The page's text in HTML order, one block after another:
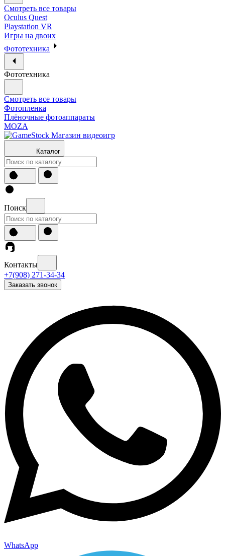
Смотреть все товары
Oculus Quest
Playstation VR
Игры на двоих
Фототехника
Фототехника
Смотреть все товары
Фотопленка
Плёночные фотоаппараты
MOZA
Каталог
Поиск
Контакты
+7(908) 271-34-34
Заказать звонок
WhatsApp